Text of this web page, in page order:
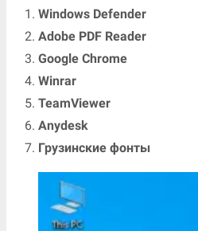
Windows Defender
Adobe PDF Reader
Google Chrome
Winrar
TeamViewer
Anydesk
Грузинские фонты